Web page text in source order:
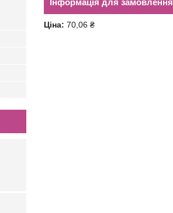
Інформація для замовлення
Ціна: 70,06 ₴